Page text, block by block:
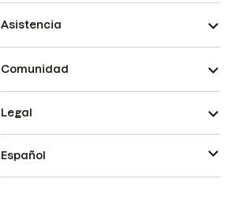
Asistencia
Comunidad
Legal
Español